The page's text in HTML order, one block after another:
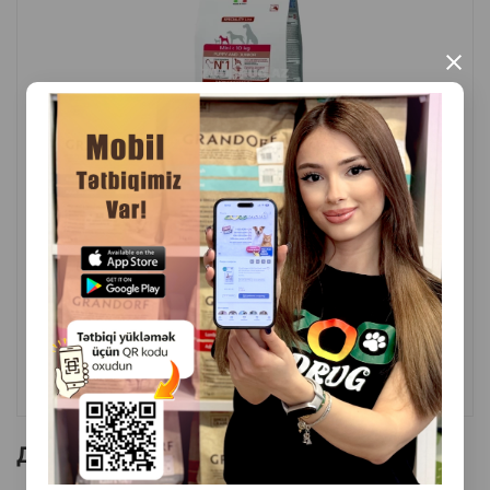
×
Масса Цена
Купить
Кг (на развес)
13.50
15 кг (мешок) 176.00
КУПИТЬ
Другие товоры бренда